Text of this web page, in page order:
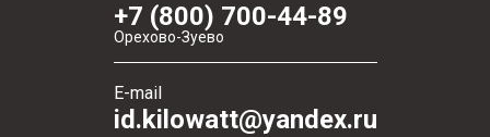
+7 (800) 700-44-89
Орехово-Зуево
E-mail
id.kilowatt@yandex.ru